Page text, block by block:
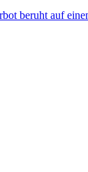
beruht auf